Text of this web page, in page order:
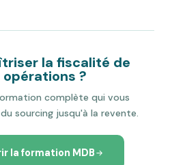
la fiscalité de
opérations ?
complète qui vous
sourcing jusqu'à la revente.
la formation MDB